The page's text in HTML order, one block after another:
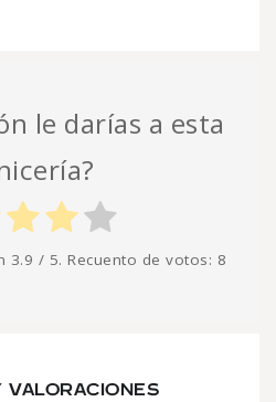
le darías a esta
3.9 / 5. Recuento de votos: 8
VALORACIONES